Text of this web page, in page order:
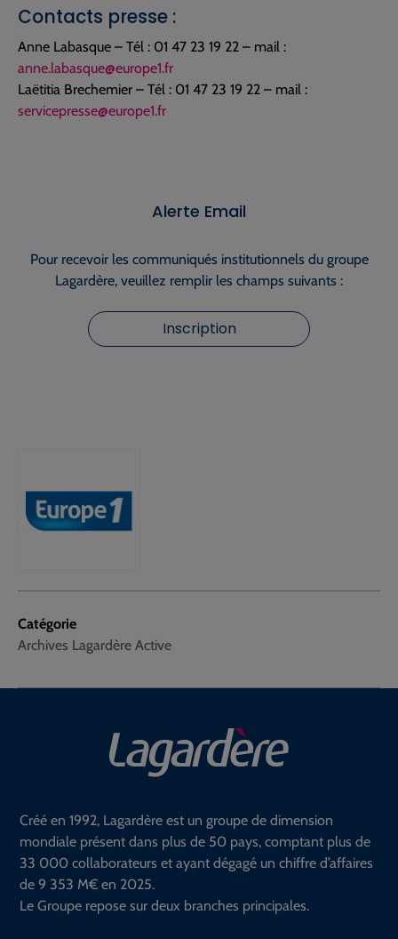
Catégorie
Archives Lagardère Active
Contacts presse :
Anne Labasque – Tél : 01 47 23 19 22 – mail :
anne.labasque@europe1.fr
Laëtitia Brechemier – Tél : 01 47 23 19 22 – mail :
servicepresse@europe1.fr
Alerte Email
Pour recevoir les communiqués institutionnels du groupe
Lagardère, veuillez remplir les champs suivants :
Inscription
Créé en 1992, Lagardère est un groupe de dimension
mondiale présent dans plus de 50 pays, comptant plus de
33 000 collaborateurs et ayant dégagé un chiffre d’affaires
de 9 353 M€ en 2025.
Le Groupe repose sur deux branches principales.